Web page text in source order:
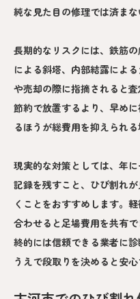
純な見た目の修理では済まな
長期的なリスクには、鉄筋
による斜塔、内部結露によ
や売却の際に指摘されると
節約で放置するより、早め
るほうが総費用を抑えられる
現実的な対策としては、年
記録を残すこと、ひび割れ
くことをおすすめします。
合わせると足場費用を共有
終的には信頼できる業者に
うえで段取りを決めると安心